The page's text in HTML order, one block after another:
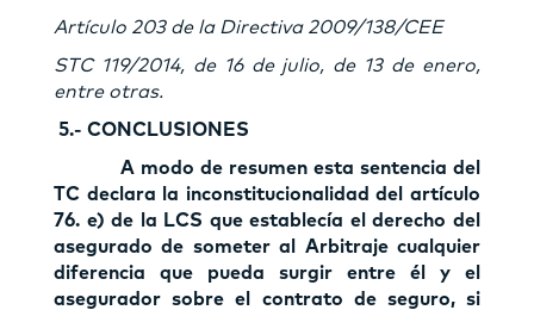
Artículo 203 de la Directiva 2009/138/CEE
STC 119/2014, de 16 de julio, de 13 de enero,
entre otras.
5.- CONCLUSIONES
A modo de resumen esta sentencia del
TC declara la inconstitucionalidad del artículo
76. e) de la LCS que establecía el derecho del
asegurado de someter al Arbitraje cualquier
diferencia que pueda surgir entre él y el
asegurador sobre el contrato de seguro, si